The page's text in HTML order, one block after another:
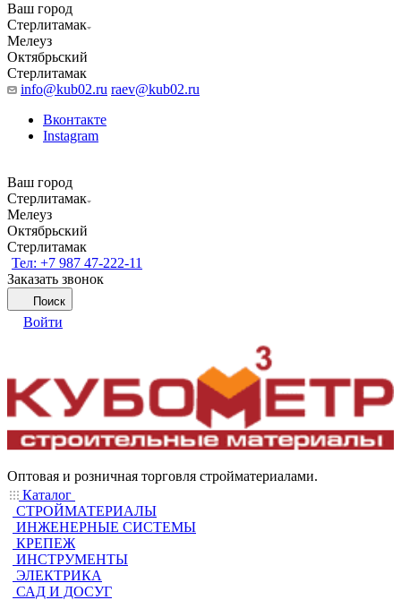
Ваш город
Стерлитамак
Мелеуз
Октябрьский
Стерлитамак
info@kub02.ru raev@kub02.ru
Вконтакте
Instagram
Ваш город
Стерлитамак
Мелеуз
Октябрьский
Стерлитамак
Тел: +7 987 47-222-11
Заказать звонок
Поиск
Войти
Оптовая и розничная торговля стройматериалами.
Каталог
СТРОЙМАТЕРИАЛЫ
ИНЖЕНЕРНЫЕ СИСТЕМЫ
КРЕПЕЖ
ИНСТРУМЕНТЫ
ЭЛЕКТРИКА
САД И ДОСУГ